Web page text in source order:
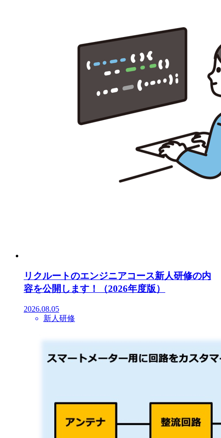
リクルートのエンジニアコース新人研修の内
容を公開します！（2026年度版）
2026.08.05
新人研修